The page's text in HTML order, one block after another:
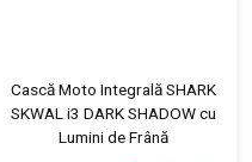
Cască Moto Integrală SHARK
SKWAL i3 DARK SHADOW cu
Lumini de Frână